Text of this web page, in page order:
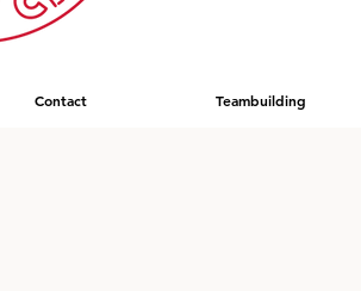
Contact Teambuilding